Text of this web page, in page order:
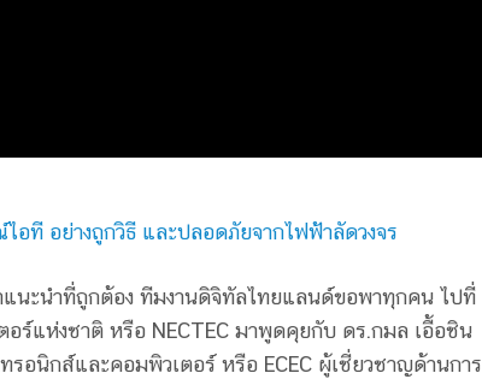
ที อย่างถูกวิธี และปลอดภัยจากไฟฟ้าลัดวงจร
แนะนำที่ถูกต้อง ทีมงานดิจิทัลไทยแลนด์ขอพาทุกคน ไปที่
ร์แห่งชาติ หรือ NECTEC มาพูดคุยกับ ดร.กมล เอื้อชิน
อนิกส์และคอมพิวเตอร์ หรือ ECEC ผู้เชี่ยวชาญด้านการ